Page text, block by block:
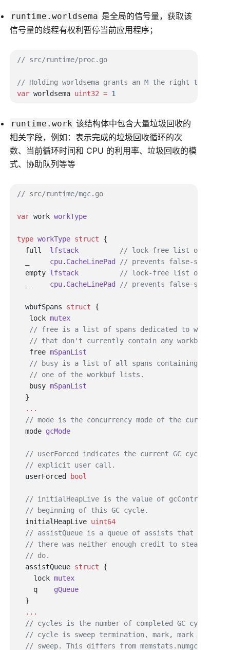
runtime.worldsema 是全局的信号量，获取该
信号量的线程有权利暂停当前应用程序；
// src/runtime/proc.go
var worldsema uint32 = 1
runtime.work 该结构体中包含大量垃圾回收的
相关字段，例如：表示完成的垃圾回收循环的次
数、当前循环时间和 CPU 的利用率、垃圾回收的模
式、协助队列等等
// src/runtime/mgc.go
var work workType
type workType struct
  full
lfstack
cpu. CacheLinePad
  empty
lfstack
cpu. CacheLinePad
  wbufSpans
struct
   lock
mutex
   free
   busy
  mode
gcMode
  userForced
  initialHeapLive
uint64
  assistQueue
struct
    lock
mutex
    q
gQueue